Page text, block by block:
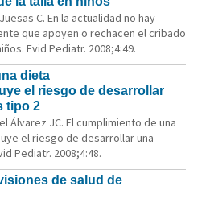
C. En la actualidad no hay
que apoyen o rechacen el cribado
Evid Pediatr. 2008;4:49.
dieta
el riesgo de desarrollar
tipo 2
Álvarez JC. El cumplimiento de una
el riesgo de desarrollar una
Pediatr. 2008;4:48.
de salud de